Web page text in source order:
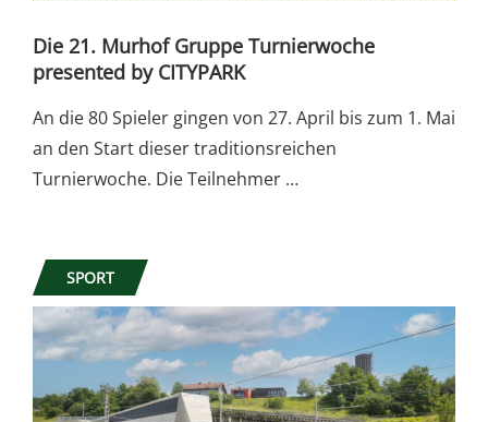
Die 21. Murhof Gruppe Turnierwoche
presented by CITYPARK
An die 80 Spieler gingen von 27. April bis zum 1. Mai
an den Start dieser traditionsreichen
Turnierwoche. Die Teilnehmer …
SPORT